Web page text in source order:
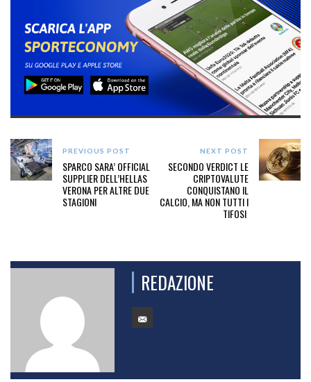
PREVIOUS POST
SPARCO SARA’ OFFICIAL
SUPPLIER DELL’HELLAS
VERONA PER ALTRE DUE
STAGIONI
NEXT POST
SECONDO VERDICT LE
CRIPTOVALUTE
CONQUISTANO IL
CALCIO, MA NON TUTTI I
TIFOSI
REDAZIONE